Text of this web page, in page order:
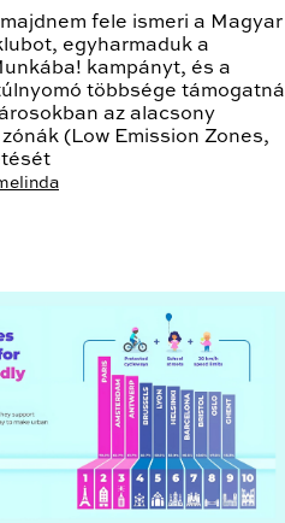
fele ismeri a Magyar
egyharmaduk a
kampányt, és a
többsége támogatná
az alacsony
(Low Emission Zones,